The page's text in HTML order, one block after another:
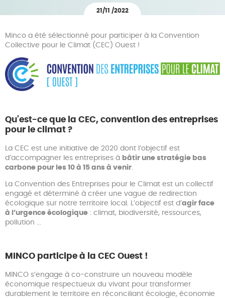
21/11 /2022
Minco a été sélectionné pour participer à la Convention
Collective pour le Climat (CEC) Ouest !
Qu'est-ce que la CEC, convention des entreprises
pour le climat ?
La CEC est une initiative de 2020 dont l’objectif est
d’accompagner les entreprises à bâtir une stratégie bas
carbone pour les 10 à 15 ans à venir
La Convention des Entreprises pour le Climat est un collectif
engagé et déterminé à créer une vague de redirection
écologique sur notre territoire local. L’objectif est d’agir face
à l’urgence écologique : climat, biodiversité, ressources,
pollution ...
MINCO participe à la CEC Ouest !
MINCO s’engage à co-construire un nouveau modèle
économique respectueux du vivant pour transformer
durablement le territoire en réconciliant écologie, économie